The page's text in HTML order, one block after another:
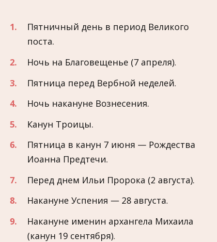
Пятничный день в период Великого
поста.
Ночь на Благовещенье (7 апреля).
Пятница перед Вербной неделей.
Ночь накануне Вознесения.
Канун Троицы.
Пятница в канун 7 июня — Рождества
Иоанна Предтечи.
Перед днем Ильи Пророка (2 августа).
Накануне Успения — 28 августа.
Накануне именин архангела Михаила
(канун 19 сентября).